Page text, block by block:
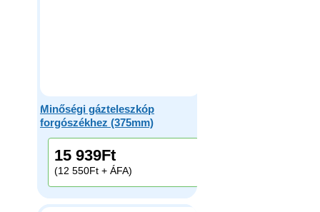
Minőségi gázteleszkóp
forgószékhez (375mm)
15 939Ft
(12 550Ft + ÁFA)